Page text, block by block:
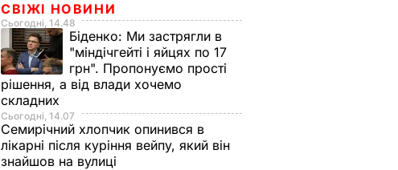
СВІЖІ НОВИНИ
Сьогодні, 14.48
Біденко: Ми застрягли в
"міндічгейті і яйцях по 17
грн". Пропонуємо прості
рішення, а від влади хочемо
складних
Сьогодні, 14.07
Семирічний хлопчик опинився в
лікарні після куріння вейпу, який він
знайшов на вулиці